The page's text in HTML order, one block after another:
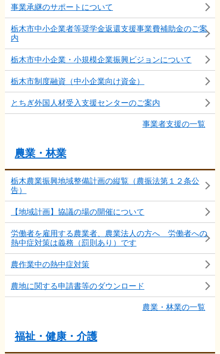
事業承継のサポートについて
栃木市中小企業者等奨学金返還支援事業費補助金のご案
内
栃木市中小企業・小規模企業振興ビジョンについて
栃木市制度融資（中小企業向け資金）
とちぎ外国人材受入支援センターのご案内
事業者支援の一覧
農業・林業
栃木農業振興地域整備計画の縦覧（農振法第１２条公
告）
【地域計画】協議の場の開催について
労働者を雇用する農業者、農業法人の方へ 労働者への
熱中症対策は義務（罰則あり）です
農作業中の熱中症対策
農地に関する申請書等のダウンロード
農業・林業の一覧
福祉・健康・介護